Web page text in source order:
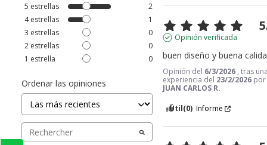
5 estrellas
2
4estrellas
1
3 estrellas
0
2 estrellas
0
1 estrella 0
Ordenar las opiniones
5
Opinión verificada
buen diseño y buena
Opinión del 6/3/2026 , tras
experiencia del 23/2/2026 por
JUAN CARLOS R.
Útil(0) Informe